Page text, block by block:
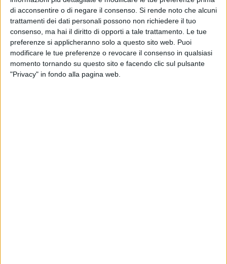
di acconsentire o di negare il consenso. Si rende noto che alcuni
trattamenti dei dati personali possono non richiedere il tuo
consenso, ma hai il diritto di opporti a tale trattamento. Le tue
preferenze si applicheranno solo a questo sito web. Puoi
modificare le tue preferenze o revocare il consenso in qualsiasi
momento tornando su questo sito e facendo clic sul pulsante
"Privacy" in fondo alla pagina web.
tutte a 46, con il Mola (2-0 all'Acquaviva) ad inseguire a
quota 44.
Candela - Fortis Trani 0-0